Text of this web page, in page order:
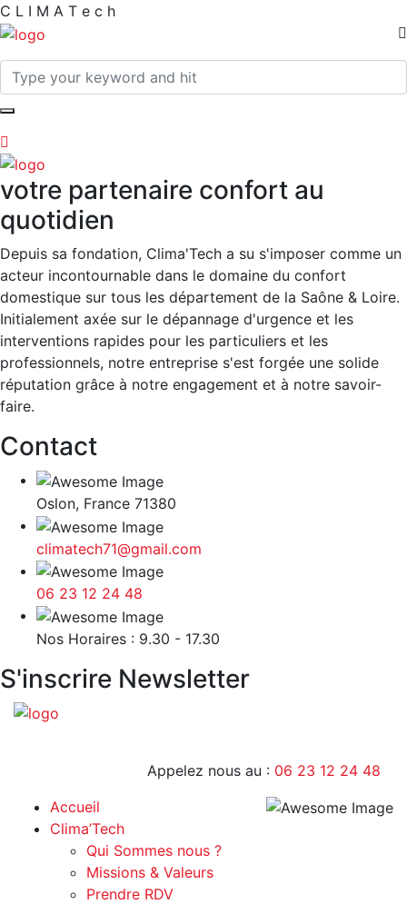
C L I M A T e c h
votre partenaire confort au
quotidien
Depuis sa fondation, Clima'Tech a su s'imposer comme un
acteur incontournable dans le domaine du confort
domestique sur tous les département de la Saône & Loire.
Initialement axée sur le dépannage d'urgence et les
interventions rapides pour les particuliers et les
professionnels, notre entreprise s'est forgée une solide
réputation grâce à notre engagement et à notre savoir-
faire.
Contact
Oslon, France 71380
climatech71@gmail.com
06 23 12 24 48
Nos Horaires : 9.30 - 17.30
S'inscrire Newsletter
Appelez nous au : 06 23 12 24 48
Accueil
Clima’Tech
Qui Sommes nous ?
Missions & Valeurs
Prendre RDV